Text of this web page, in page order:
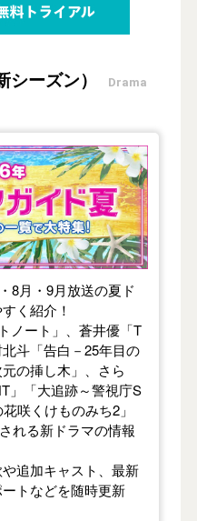
シーズン） Drama
ガイド
8月・9月放送の夏ド
く紹介！
ノート」、蒼井優「T
斗「告白－25年目の
の挿し木」、さら
」「大追跡～警視庁S
咲くけものみち2」
れる新ドラマの情報
追加キャスト、最新
トなどを随時更新